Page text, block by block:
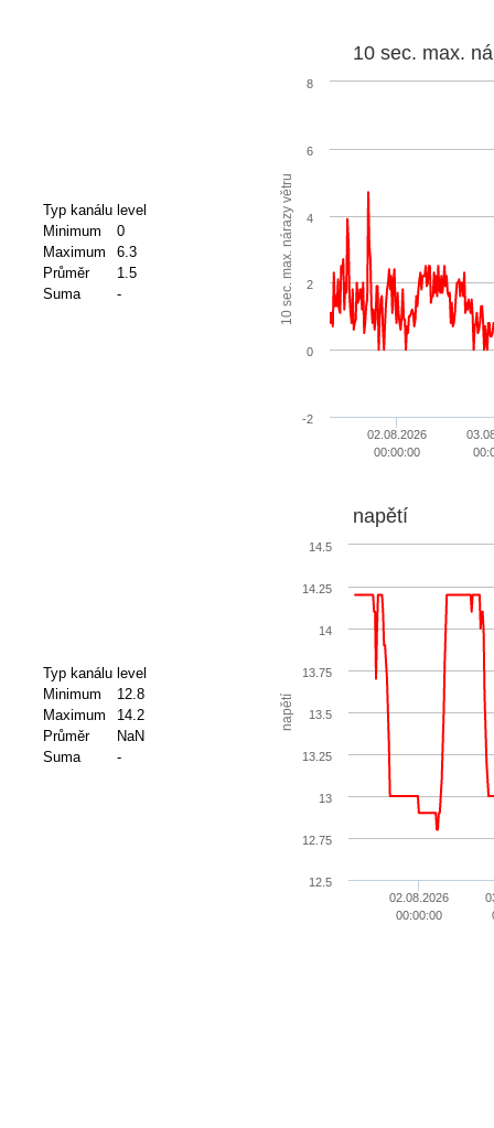
Typ kanálu level
Minimum
0
Maximum
6.3
Průměr
1.5
Suma
- 10 sec. max. nárazy větru
10 sec. max.
02.08.2026
00:00:00
0
2
4
6
-2
8
Typ kanálu level
Minimum
12.8
Maximum
14.2
Průměr
NaN
Suma
-
napětí
napětí
02.08.2026
00:00:00
12.5
12.75
13
13.25
13.5
13.75
14
14.25
14.5